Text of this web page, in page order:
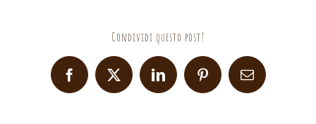
Condividi questo post!
Facebook
X LinkedInPinterestEmail